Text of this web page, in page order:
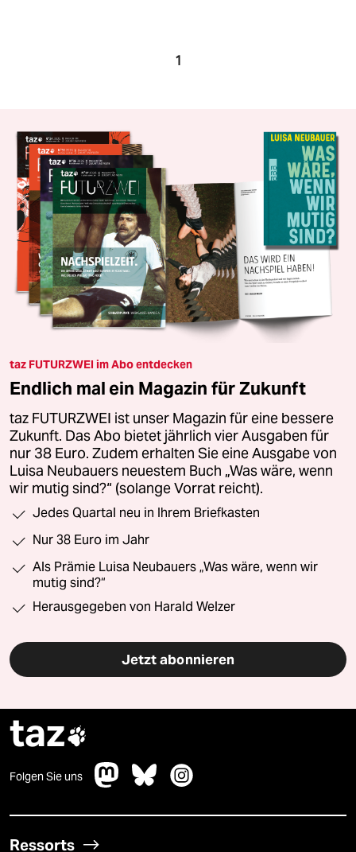
1
taz FUTURZWEI im Abo entdecken
Endlich mal ein Magazin für Zukunft
taz FUTURZWEI ist unser Magazin für eine bessere
Zukunft. Das Abo bietet jährlich vier Ausgaben für
nur 38 Euro. Zudem erhalten Sie eine Ausgabe von
Luisa Neubauers neuestem Buch „Was wäre, wenn
wir mutig sind?“ (solange Vorrat reicht).
Jedes Quartal neu in Ihrem Briefkasten
Nur 38 Euro im Jahr
Als Prämie Luisa Neubauers „Was wäre, wenn wir
mutig sind?“
Herausgegeben von Harald Welzer
Jetzt abonnieren
taz
Folgen Sie uns
Ressorts